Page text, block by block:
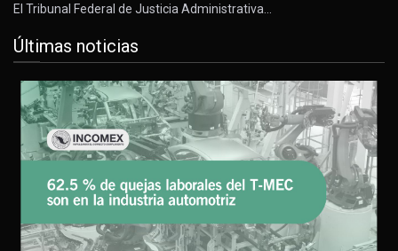
El Tribunal Federal de Justicia Administrativa…
Últimas noticias